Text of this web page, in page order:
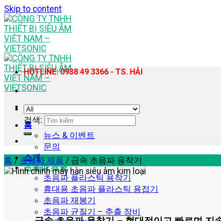
Skip to content
홈
뉴스 & 이벤트
문의
소개
초음파 제품
초음파 플라스틱 용착기
휴대용 초음파 플라스틱 용접기
초음파 재봉기
초음파 균질기 – 추출 장비
HOTLINE: 0938 49 3366 - TS. HẢI
검색:
홈 / 초음파 제품 / 금속 초음파 용착기